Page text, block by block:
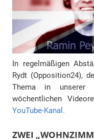
In regelmäßigen
Rydt (Opposition24),
Thema in unserer
wöchentlichen
YouTube-Kanal.
ZWEI